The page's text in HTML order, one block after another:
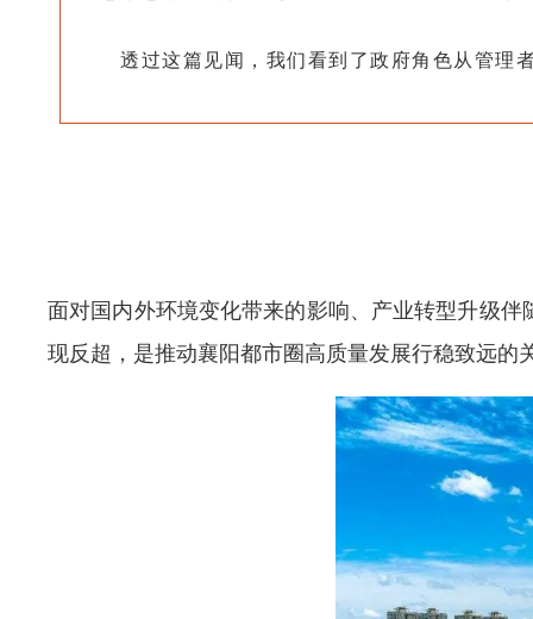
透过这篇见闻，我们看到了政府角色从管理
面对国内外环境变化带来的影响、产业转型升级
现反超，是推动襄阳都市圈高质量发展行稳致远的